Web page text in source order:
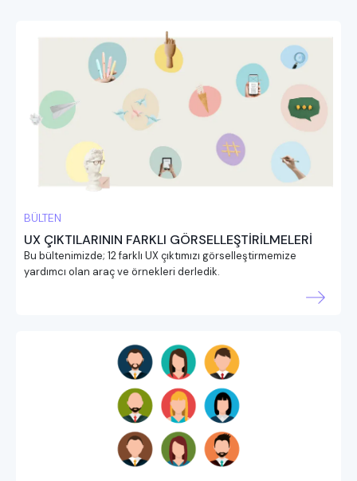
BÜLTEN
UX ÇIKTILARININ FARKLI GÖRSELLEŞTİRİLMELERİ
Bu bültenimizde; 12 farklı UX çıktımızı görselleştirmemize
yardımcı olan araç ve örnekleri derledik.